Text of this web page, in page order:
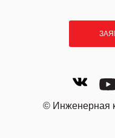
© Инженерная